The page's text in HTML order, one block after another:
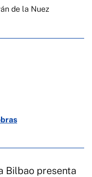
de la Nuez
Bilbao presenta